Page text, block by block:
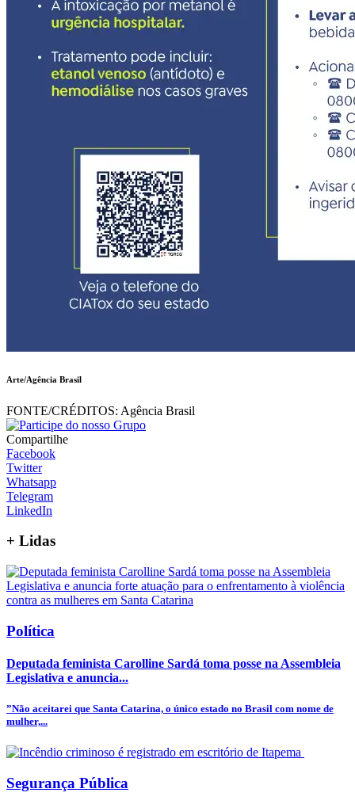
Arte/Agência Brasil
FONTE/CRÉDITOS: Agência Brasil
Compartilhe
Facebook
Twitter
Whatsapp
Telegram
LinkedIn
+ Lidas
Política
Deputada feminista Carolline Sardá toma posse na Assembleia
Legislativa e anuncia...
”Não aceitarei que Santa Catarina, o único estado no Brasil com nome de
mulher,...
Segurança Pública